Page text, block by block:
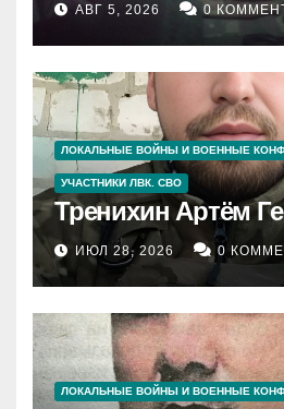
АВГ 5, 2026 0
ЛОКАЛЬНЫЕ ВОЙНЫ И ВОЕННЫЕ
УЧАСТНИКИ ЛВК. СВО
Тренихин Артём
ИЮЛ 28, 2026 0
ЛОКАЛЬНЫЕ ВОЙНЫ И ВОЕННЫЕ